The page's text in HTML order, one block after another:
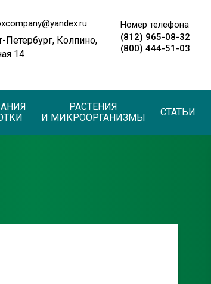
Петербург, Колпино,
14
Номер телефона
(812) 965-08-32
(800) 444-51-03
РАСТЕНИЯ
И МИКРООРГАНИЗМЫ
СТАТЬИ